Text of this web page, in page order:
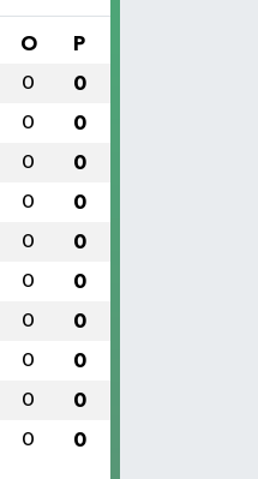
O P
0 0
0 0
0 0
0 0
0 0
0 0
0 0
0 0
0 0
0 0